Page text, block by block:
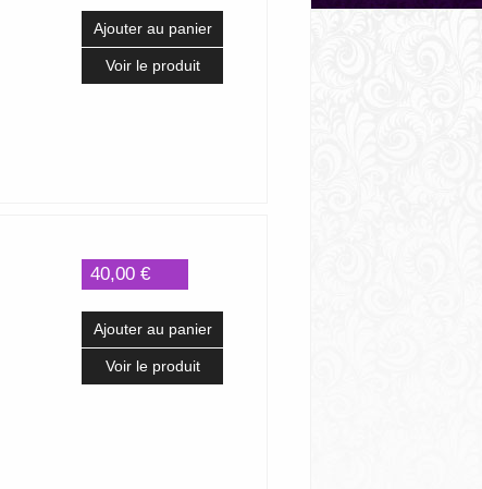
Ajouter au panier
Voir le produit
40,00 €
Ajouter au panier
Voir le produit